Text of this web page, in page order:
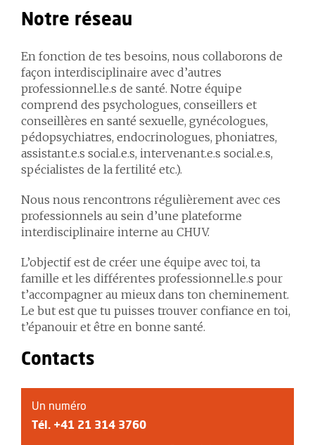
Notre réseau
En fonction de tes besoins, nous collaborons de
façon interdisciplinaire avec d’autres
professionnel.le.s de santé. Notre équipe
comprend des psychologues, conseillers et
conseillères en santé sexuelle, gynécologues,
pédopsychiatres, endocrinologues, phoniatres,
assistant.e.s social.e.s, intervenant.e.s social.e.s,
spécialistes de la fertilité etc.).
Nous nous rencontrons régulièrement avec ces
professionnels au sein d’une plateforme
interdisciplinaire interne au CHUV.
L’objectif est de créer une équipe avec toi, ta
famille et les différent·e·s professionnel.le.s pour
t’accompagner au mieux dans ton cheminement.
Le but est que tu puisses trouver confiance en toi,
t’épanouir et être en bonne santé.
Contacts
Un numéro
Tél. +41 21 314 3760